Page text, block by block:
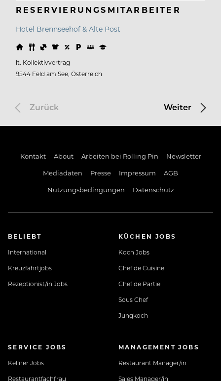
RESERVIERUNGSMITARBEITER
Hotel Brennseehof & Alte Post
lt. Kollektivvertrag
9544 Feld am See, Österreich
Zurück Weiter
Kontakt About Arbeiten bei Rolling Pin
Newsletter
Mediadaten
Presse Impressum
AGB
Nutzungsbedingungen
Datenschutz
BELIEBT
International
Kreuzfahrtjobs
Rezeptionist/in Jobs
KÜCHEN JOBS
Koch Jobs
Chef de Cuisine
Chef de Partie
Sous Chef
Jungkoch
SERVICE JOBS
Kellner Jobs
Restaurantfachfrau
MANAGEMENT JOBS
Restaurant Manager/in
Sales Manager/in